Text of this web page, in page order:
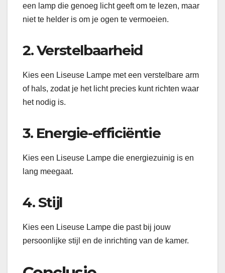
een lamp die genoeg licht geeft om te lezen, maar
niet te helder is om je ogen te vermoeien.
2. Verstelbaarheid
Kies een Liseuse Lampe met een verstelbare arm
of hals, zodat je het licht precies kunt richten waar
het nodig is.
3. Energie-efficiëntie
Kies een Liseuse Lampe die energiezuinig is en
lang meegaat.
4. Stijl
Kies een Liseuse Lampe die past bij jouw
persoonlijke stijl en de inrichting van de kamer.